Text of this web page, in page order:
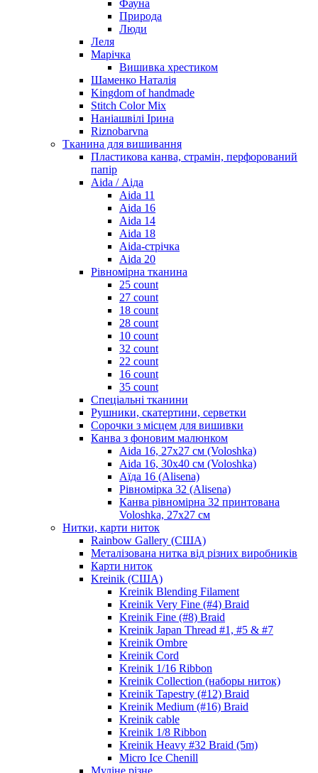
Фауна
Природа
Люди
Леля
Марічка
Вишивка хрестиком
Шаменко Наталія
Kingdom of handmade
Stitch Color Mix
Наніашвілі Ірина
Riznobarvna
Тканина для вишивання
Пластикова канва, страмін, перфорований
папір
Aida / Аіда
Aida 11
Aida 16
Aida 14
Aida 18
Aida-стрічка
Aida 20
Рівномірна тканина
25 count
27 count
18 count
28 count
10 count
32 count
22 count
16 count
35 count
Спеціальні тканини
Рушники, скатертини, серветки
Сорочки з місцем для вишивки
Канва з фоновим малюнком
Aida 16, 27х27 см (Voloshka)
Aida 16, 30х40 см (Voloshka)
Аїда 16 (Alisena)
Рівномірка 32 (Alisena)
Канва рівномірна 32 принтована
Voloshka, 27х27 см
Нитки, карти ниток
Rainbow Gallery (США)
Металізована нитка від різних виробників
Карти ниток
Kreinik (США)
Kreinik Blending Filament
Kreinik Very Fine (#4) Braid
Kreinik Fine (#8) Braid
Kreinik Japan Thread #1, #5 & #7
Kreinik Ombre
Kreinik Cord
Kreinik 1/16 Ribbon
Kreinik Collection (наборы ниток)
Kreinik Tapestry (#12) Braid
Kreinik Medium (#16) Braid
Kreinik cable
Kreinik 1/8 Ribbon
Kreinik Heavy #32 Braid (5m)
Micro Ice Chenill
Муліне різне